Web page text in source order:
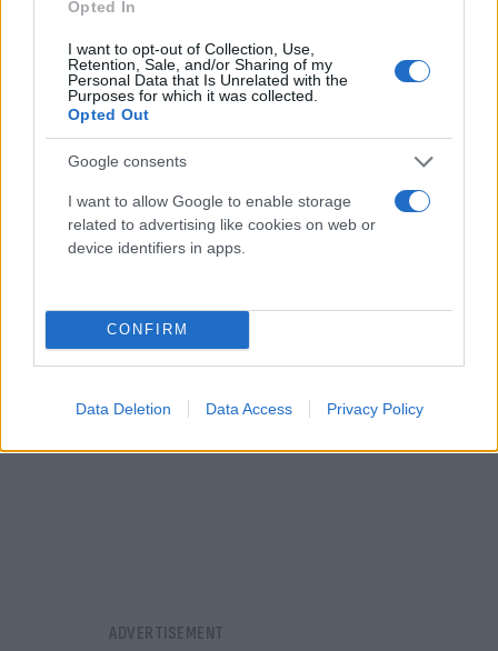
Opted In
I want to opt-out of Collection, Use,
Retention, Sale, and/or Sharing of my
Personal Data that Is Unrelated with the
Purposes for which it was collected.
Opted Out
Google consents
I want to allow Google to enable storage
related to advertising like cookies on web or
device identifiers in apps.
CONFIRM
Data Deletion Data Access Privacy Policy
Νέα μέτρα για τη στήριξη της απασχόλησης
Η κ. Κεραμέως αποκάλυψε ότι το υπουργείο
Εργασίας ετοιμάζει πρόγραμμα επιδοτούμενης
απασχόλησης για άνεργες μητέρες, με στόχο τη
στήριξη της γυναικείας εργασίας.